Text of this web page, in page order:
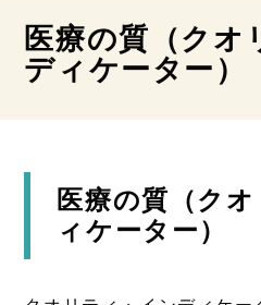
医療の質（クオ
ディケーター）
医療の質（ク
ィケーター）